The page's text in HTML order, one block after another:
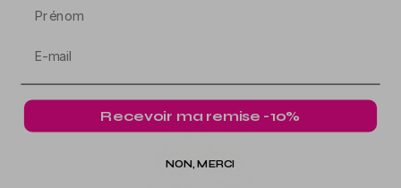
Recevoir ma remise -10%
NON, MERCI